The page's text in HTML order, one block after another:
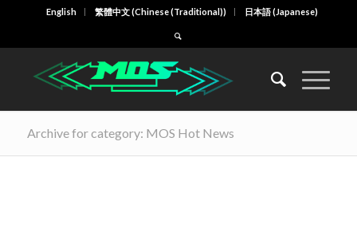
English 繁體中文(Chinese (Traditional)) 日本語(Japanese)
Archive for category: MOS Hot News